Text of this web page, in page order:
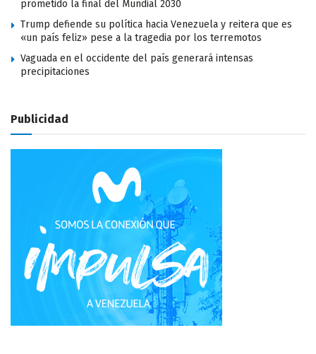
prometido la final del Mundial 2030
Trump defiende su política hacia Venezuela y reitera que es
«un país feliz» pese a la tragedia por los terremotos
Vaguada en el occidente del país generará intensas
precipitaciones
Publicidad